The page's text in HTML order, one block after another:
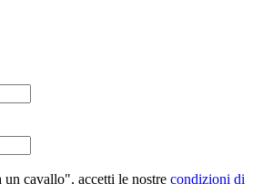
cavallo", accetti le nostre condizioni di